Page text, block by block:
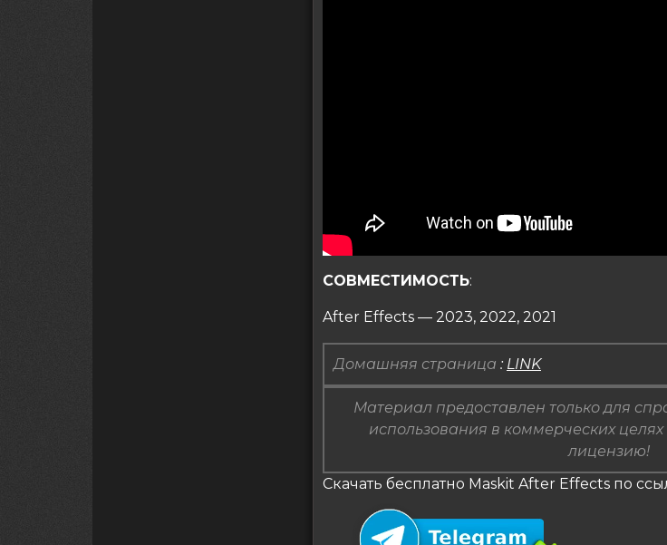
СОВМЕСТИМОСТЬ:
After Effects — 2023, 2022, 2021
Домашняя страница : LINK
Материал предоставлен только для
использования в коммерческих
лицензию!
Скачать бесплатно Maskit After Effects по